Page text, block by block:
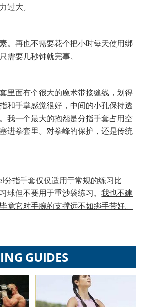
过大。
。再也不需要花个把小时每天使用绑
需要几秒钟就完事。
里面有个很大的魔术带接缝线，划得
和手掌感觉很好，中间的小孔保持透
我一个最大的抱怨是分指手套占用空
进拳套里。对拳峰的保护，还是传统
分指手套仅仅适用于常规的练习比
球但不要用于重沙袋练习。我也不建
竟它对手腕的支撑远不如绑手带好。
GUIDES